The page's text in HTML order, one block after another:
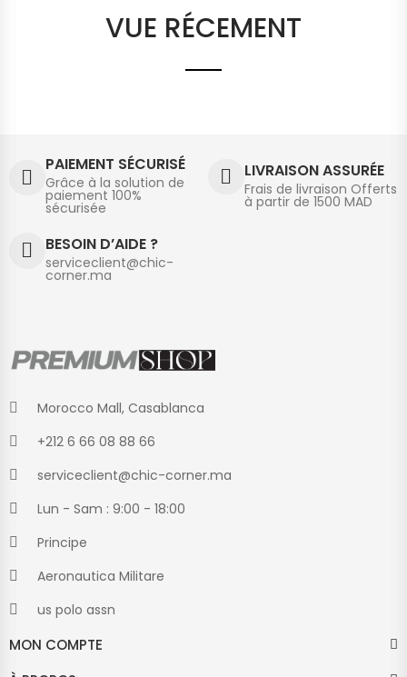
VUE RÉCEMENT
PAIEMENT SÉCURISÉ
Grâce à la solution de
paiement 100%
sécurisée
LIVRAISON ASSURÉE
Frais de livraison Offerts
à partir de 1500 MAD
BESOIN D’AIDE ?
serviceclient@chic-
corner.ma
Morocco Mall, Casablanca
+212 6 66 08 88 66
serviceclient@chic-corner.ma
Lun - Sam : 9:00 - 18:00
Principe
Aeronautica Militare
us polo assn
MON COMPTE